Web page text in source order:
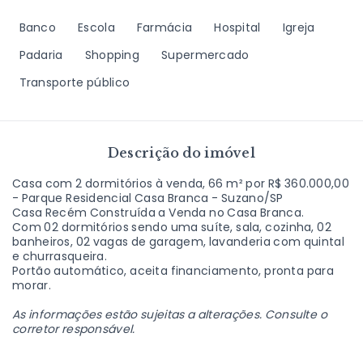
Banco Escola Farmácia Hospital
Igreja
Padaria
Shopping
Supermercado
Transporte público
Descrição do imóvel
Casa com 2 dormitórios à venda, 66 m² por R$ 360.000,00
- Parque Residencial Casa Branca - Suzano/SP
Casa Recém Construída a Venda no Casa Branca.
Com 02 dormitórios sendo uma suíte, sala, cozinha, 02
banheiros, 02 vagas de garagem, lavanderia com quintal
e churrasqueira.
Portão automático, aceita financiamento, pronta para
morar.
As informações estão sujeitas a alterações. Consulte o
corretor responsável.